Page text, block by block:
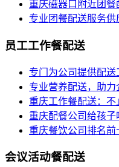
重庆磁器口附近团
专业团餐配送服务
员工工作餐配送
专门为公司提供配
专业营养配送，助
重庆工作餐配送：
重庆配餐公司给孩
重庆餐饮公司排名前
会议活动餐配送